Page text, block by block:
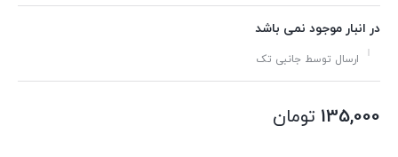
در انبار موجود نمی باشد
ارسال توسط جانبی تک
135,000 تومان